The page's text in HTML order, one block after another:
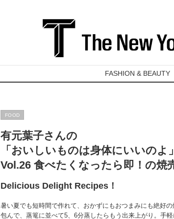
FASHION & BEAUTY
FOOD
有元葉子さんの
「おいしいものは身体にいいのよ」
Vol.26 食べたくなったら即！の焼
Delicious Delight Recipes！
暑い夏でも短時間で作れて、おかずにもおつまみにも絶好
包んで、蒸篭に並べて5、6分蒸したらもう出来上がり。手